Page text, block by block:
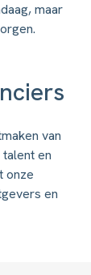
maar
van
en
onze
en